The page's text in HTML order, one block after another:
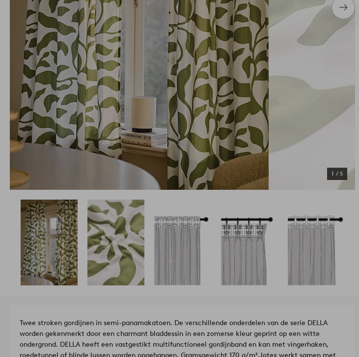
item
1 / 5
Twee stroken gordijnen in semi-panamakatoen. De verschillende onderdelen van de serie DELLA
worden gekenmerkt door een charmant bladdessin in een zomerse kleur geprint op een witte
ondergrond. DELLA heeft een vastgestikt multifunctioneel gordijnband en kan met vingerhaken,
roedetunnel of blinde lussen worden opgehangen. Gramsgewicht 170 g/m².Jotex werkt samen met